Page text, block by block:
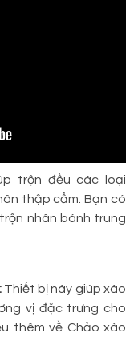
trộn đều các loại
thập cẩm. Bạn có
nhân bánh trung
Thiết bị này giúp xào
vị đặc trưng cho
thêm về Chảo xào